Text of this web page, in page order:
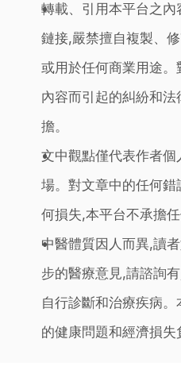
轉載、引用本平台之
鏈接,嚴禁擅自複製、
或用於任何商業用途
內容而引起的糾紛和
擔。
文中觀點僅代表作者
場。對文章中的任何
何損失,本平台不承擔任
中醫體質因人而異,讀
步的醫療意見,請諮詢
自行診斷和治療疾病
的健康問題和經濟損失